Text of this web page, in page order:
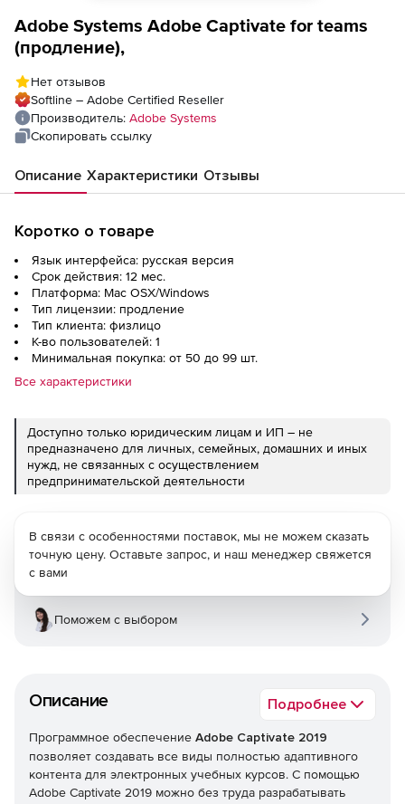
Adobe Systems Adobe Captivate for teams
(продление),
Нет отзывов
Softline – Adobe Certified Reseller
Производитель: Adobe Systems
Скопировать ссылку
Описание Характеристики Отзывы
Коротко о товаре
Язык интерфейса: русская версия
Срок действия: 12 мес.
Платформа: Mac OSX/Windows
Тип лицензии: продление
Тип клиента: физлицо
К-во пользователей: 1
Минимальная покупка: от 50 до 99 шт.
Все характеристики
Доступно только юридическим лицам и ИП – не
предназначено для личных, семейных, домашних и иных
нужд, не связанных с осуществлением
предпринимательской деятельности
Описание Подробнее
Программное обеспечение Adobe Captivate 2019
позволяет создавать все виды полностью адаптивного
контента для электронных учебных курсов. С помощью
Adobe Captivate 2019 можно без труда разрабатывать
В связи с особенностями поставок, мы не можем сказать
точную цену. Оставьте запрос, и наш менеджер свяжется
с вами
Поможем с выбором